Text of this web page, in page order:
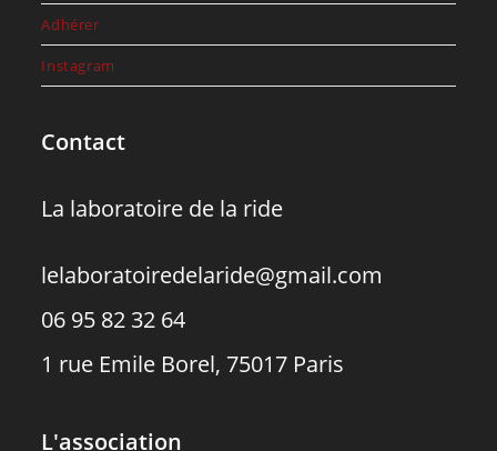
Adhérer
Instagram
Contact
La laboratoire de la ride
lelaboratoiredelaride@gmail.com
06 95 82 32 64
1 rue Emile Borel, 75017 Paris
L'association